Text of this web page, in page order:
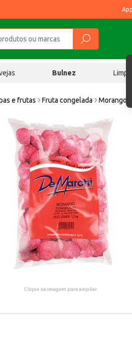
Bulnez
e frutas Fruta congelada Morango
Clique na imagem para ampliar.